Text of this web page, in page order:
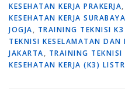
KESEHATAN KERJA PRAKERJA,
KESEHATAN KERJA SURABAYA
JOGJA, TRAINING TEKNISI
TEKNISI KESELAMATAN DAN
JAKARTA, TRAINING TEKNISI
KESEHATAN KERJA (K3)